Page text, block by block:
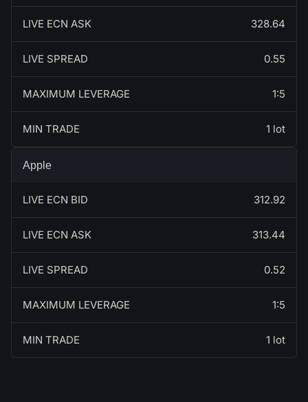
LIVE ECN ASK 328.64
LIVE SPREAD 0.55
MAXIMUM LEVERAGE 1:5
MIN TRADE 1 lot
Apple
LIVE ECN BID 312.92
LIVE ECN ASK 313.44
LIVE SPREAD 0.52
MAXIMUM LEVERAGE 1:5
MIN TRADE 1 lot